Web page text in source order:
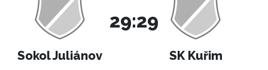
Sokol Juliánov
29:29
SK Kuřim